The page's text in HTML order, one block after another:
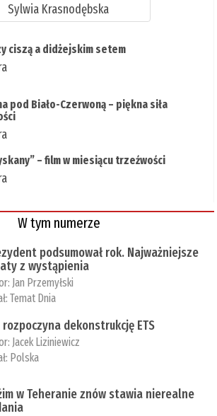
Sylwia Krasnodębska
ciszą a didżejskim setem
pod Biało-Czerwoną – piękna siła
– film w miesiącu trzeźwości
W tym numerze
podsumował rok. Najważniejsze
z wystąpienia
Jan Przemyłski
Temat Dnia
rozpoczyna dekonstrukcję ETS
Jacek Liziniewicz
Polska
w Teheranie znów stawia nierealne